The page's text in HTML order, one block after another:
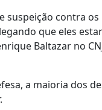
contra
que eles
Baltazar no
a maioria dos